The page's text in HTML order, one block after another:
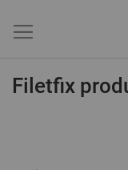
Filetfix